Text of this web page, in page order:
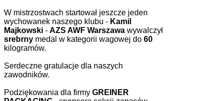
W mistrzostwach startował jeszcze jeden
wychowanek naszego klubu - Kamil
Majkowski - AZS AWF Warszawa wywalczył
srebrny medal w kategorii wagowej do 60
kilogramów.
Serdeczne gratulacje dla naszych
zawodników.
Podziękowania dla firmy GREINER